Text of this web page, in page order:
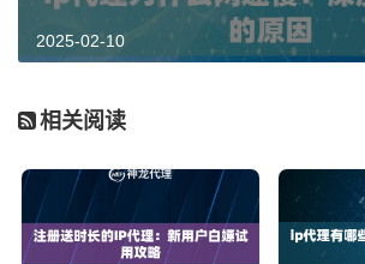
2025-02-10
相关阅读